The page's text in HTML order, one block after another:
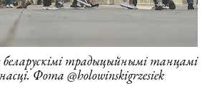
беларускімі традыцыйнымі танцамі
Фота @holowinskigrzesiek